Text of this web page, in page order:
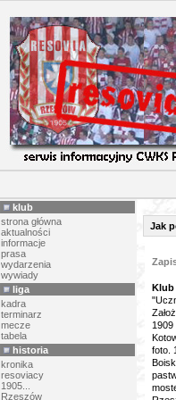
klub
strona główna
aktualności
informacje
prasa
wydarzenia
wywiady
liga
kadra
terminarz
mecze
tabela
historia
kronika
resoviacy
1905...
Rzeszów
Jak
Klub
foto.